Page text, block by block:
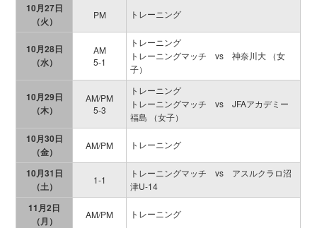
10月27日
（火）
PM トレーニング
10月28日
（水）
AM
5-1
トレーニング
トレーニングマッチ vs 神奈川大 （女
子）
10月29日
（木）
AM/PM
5-3
トレーニング
トレーニングマッチ vs JFAアカデミー
福島 （女子）
10月30日
（金）
AM/PM トレーニング
10月31日
（土）
1-1
トレーニングマッチ vs アスルクラロ沼
津U-14
11月2日
（月）
AM/PM トレーニング